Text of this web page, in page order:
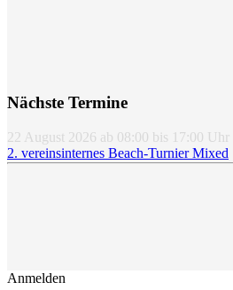
Nächste Termine
22 August 2026 ab 08:00 bis 17:00 Uhr
2. vereinsinternes Beach-Turnier Mixed
Anmelden